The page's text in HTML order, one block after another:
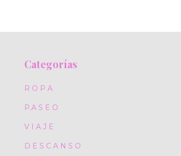
Categorías
R O P A
P.A S E O
V I A J E
D E S C A N S O